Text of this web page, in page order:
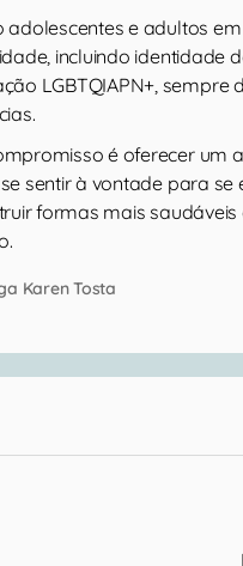
adolescentes e adultos
incluindo identidade
LGBTQIAPN+,
é oferecer um
sentir à vontade para
formas mais
Karen Tosta